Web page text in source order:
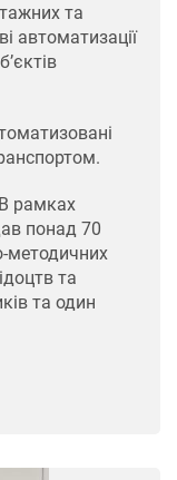
та
автоматизації
рамках
понад 70
методичних
та
та один